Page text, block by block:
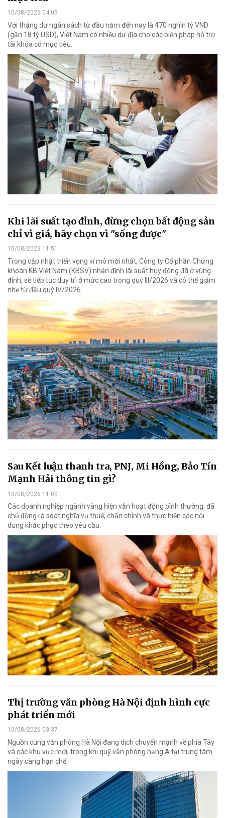
10/08/2026 04:05
Với thặng dư ngân sách từ đầu năm đến nay là 470 nghìn tỷ VND
(gần 18 tỷ USD), Việt Nam có nhiều dư địa cho các biện pháp hỗ trợ
tài khóa có mục tiêu.
Khi lãi suất tạo đỉnh, đừng chọn bất động sản
chỉ vì giá, hãy chọn vì "sống được"
10/08/2026 11:51
Trong cập nhật triển vọng vĩ mô mới nhất, Công ty Cổ phần Chứng
khoán KB Việt Nam (KBSV) nhận định lãi suất huy động đã ở vùng
đỉnh, sẽ tiếp tục duy trì ở mức cao trong quý III/2026 và có thể giảm
nhẹ từ đầu quý IV/2026.
Sau Kết luận thanh tra, PNJ, Mi Hồng, Bảo Tín
Mạnh Hải thông tin gì?
10/08/2026 11:00
Các doanh nghiệp ngành vàng hiện vẫn hoạt động bình thường, đã
chủ động rà soát nghĩa vụ thuế, chấn chỉnh và thực hiện các nội
dung khắc phục theo yêu cầu.
Thị trường văn phòng Hà Nội định hình cực
phát triển mới
10/08/2026 03:37
Nguồn cung văn phòng Hà Nội đang dịch chuyển mạnh về phía Tây
và các khu vực mới, trong khi quỹ văn phòng hạng A tại trung tâm
ngày càng hạn chế.